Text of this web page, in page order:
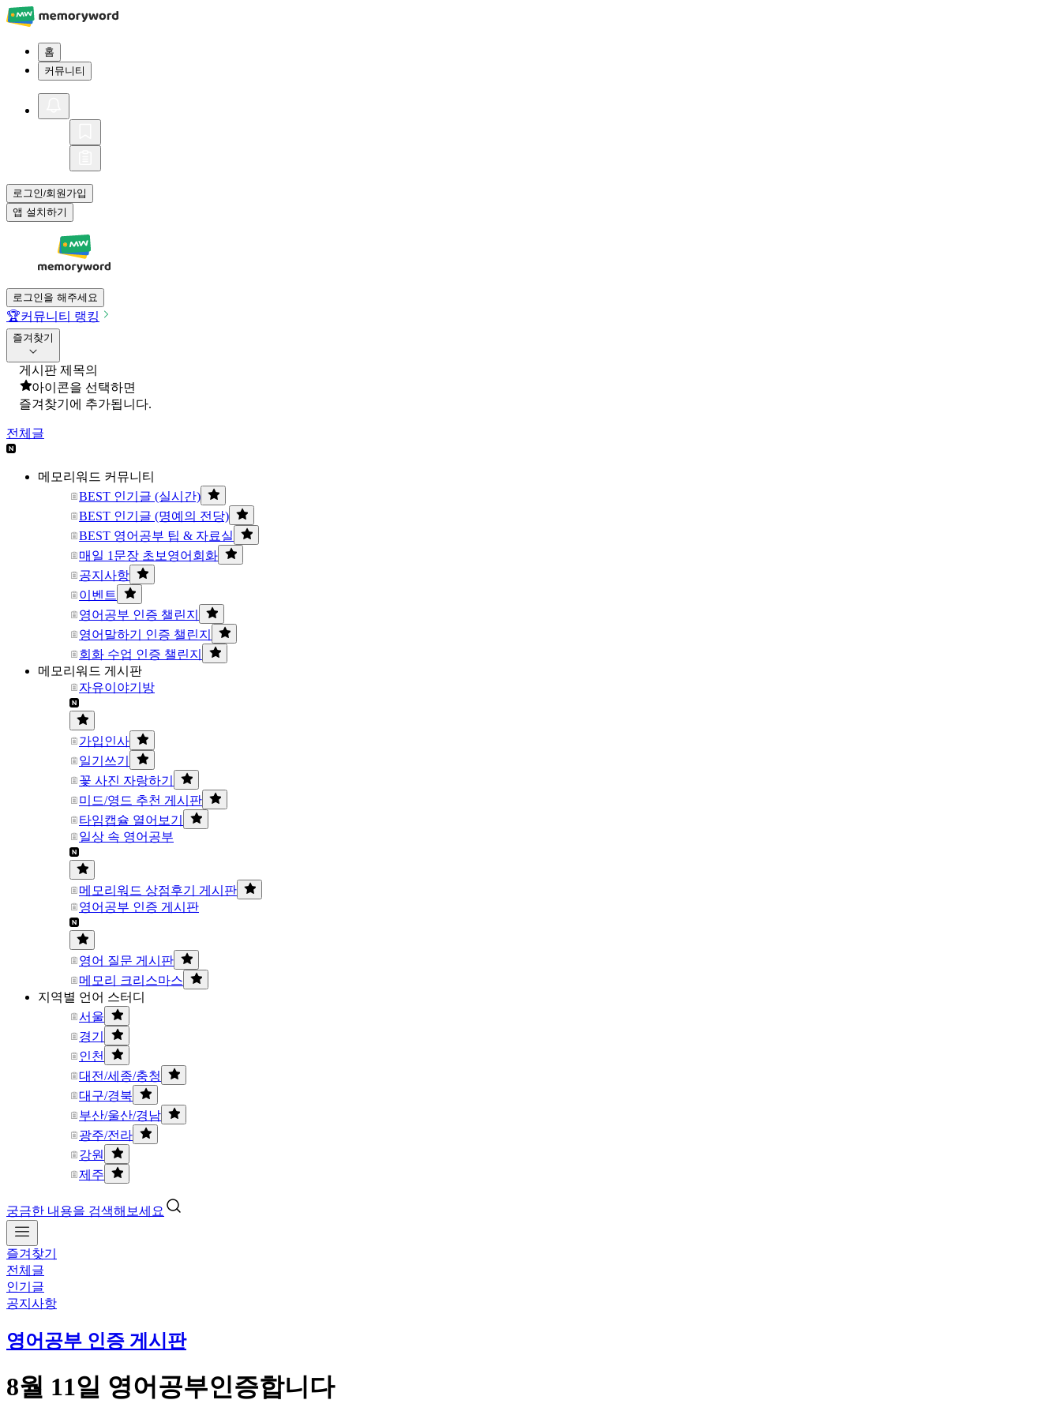
홈
커뮤니티
로그인/회원가입
앱 설치하기
로그인을 해주세요
🏆커뮤니티 랭킹
즐겨찾기
게시판 제목의
아이콘을 선택하면
즐겨찾기에 추가됩니다.
전체글
메모리워드 커뮤니티
BEST 인기글 (실시간)
BEST 인기글 (명예의 전당)
BEST 영어공부 팁 & 자료실
매일 1문장 초보영어회화
공지사항
이벤트
영어공부 인증 챌린지
영어말하기 인증 챌린지
회화 수업 인증 챌린지
메모리워드 게시판
자유이야기방
가입인사
일기쓰기
꽃 사진 자랑하기
미드/영드 추천 게시판
타임캡슐 열어보기
일상 속 영어공부
메모리워드 상점후기 게시판
영어공부 인증 게시판
영어 질문 게시판
메모리 크리스마스
지역별 언어 스터디
서울
경기
인천
대전/세종/충청
대구/경북
부산/울산/경남
광주/전라
강원
제주
궁금한 내용을 검색해보세요
즐겨찾기
전체글
인기글
공지사항
영어공부 인증 게시판
8월 11일 영어공부인증합니다